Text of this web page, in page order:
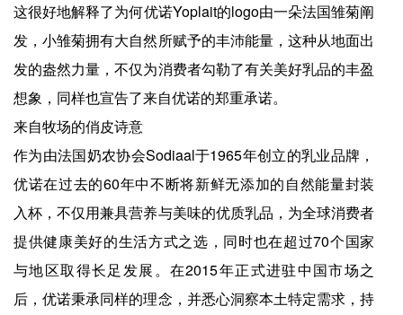
这很好地解释了为何优诺Yoplait的logo由一朵法国雏菊阐
发，小雏菊拥有大自然所赋予的丰沛能量，这种从地面出
发的盎然力量，不仅为消费者勾勒了有关美好乳品的丰盈
想象，同样也宣告了来自优诺的郑重承诺。
来自牧场的俏皮诗意
作为由法国奶农协会Sodiaal于1965年创立的乳业品牌，
优诺在过去的60年中不断将新鲜无添加的自然能量封装
入杯，不仅用兼具营养与美味的优质乳品，为全球消费者
提供健康美好的生活方式之选，同时也在超过70个国家
与地区取得长足发展。在2015年正式进驻中国市场之
后，优诺秉承同样的理念，并悉心洞察本土特定需求，持